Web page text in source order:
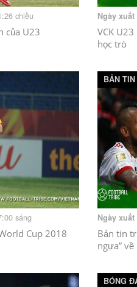
chiều
của U23
Ngày xuất
VCK
học trò
sáng
Cup 2018
BẢN TIN
Ngày xuất
Bản tin
ngựa” về
BÓNG